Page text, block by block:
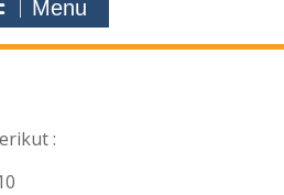
Menu
: